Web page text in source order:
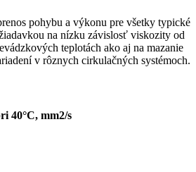
pohybu a výkonu pre všetky typické
na nízku závislosť viskozity od
teplotách ako aj na mazanie
v rôznych cirkulačných systémoch.
40°C, mm2/s